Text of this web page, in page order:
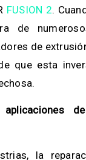
FUSION 2.
de
de
que esta
la